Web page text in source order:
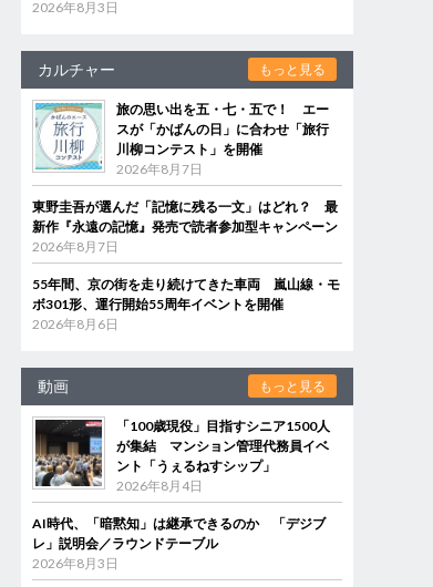
2026年8月3日
カルチャー もっと見る
旅の思い出を五・七・五で！ エー
スが「かばんの日」に合わせ「旅行
川柳コンテスト」を開催
2026年8月7日
東野圭吾が選んだ「記憶に残る一文」はどれ？ 最
新作『永遠の記憶』発売で読者参加型キャンペーン
2026年8月7日
55年間、京の街を走り続けてきた車両 嵐山線・モ
ボ301形、運行開始55周年イベントを開催
2026年8月6日
動画 もっと見る
「100歳現役」目指すシニア1500人
が集結 マンション管理代務員イベ
ント「うぇるねすシップ」
2026年8月4日
AI時代、「暗黙知」は継承できるのか 「デジブ
レ」説明会／ラウンドテーブル
2026年8月3日